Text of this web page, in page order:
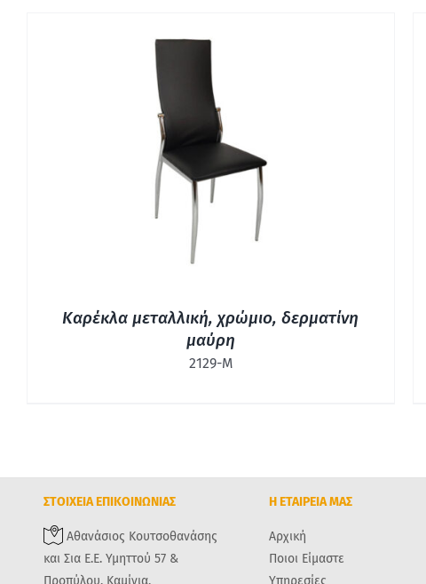
ΓΡΉΓΟΡΗ ΠΡΟΒΟΛΉ
Καρέκλα μεταλλική, χρώμιο, δερματίνη
μαύρη
2129-Μ
ΣΤΟΙΧΕΙΑ ΕΠΙΚΟΙΝΩΝΙΑΣ
Αθανάσιος Κουτσοθανάσης
και Σια Ε.Ε. Υμηττού 57 &
Προπύλου, Καμίνια,
Η ΕΤΑΙΡΕΙΑ ΜΑΣ
Αρχική
Ποιοι Είμαστε
Υπηρεσίες